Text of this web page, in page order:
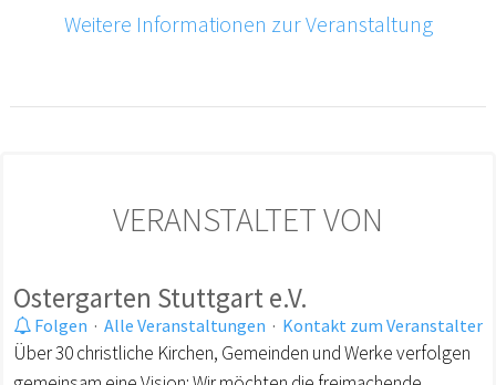
Weitere Informationen zur Veranstaltung
VERANSTALTET VON
Ostergarten Stuttgart e.V.
Folgen · Alle Veranstaltungen · Kontakt zum Veranstalter
Über 30 christliche Kirchen, Gemeinden und Werke verfolgen